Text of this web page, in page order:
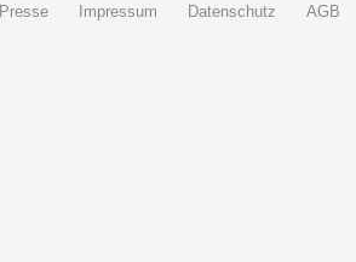
Presse Impressum Datenschutz AGB